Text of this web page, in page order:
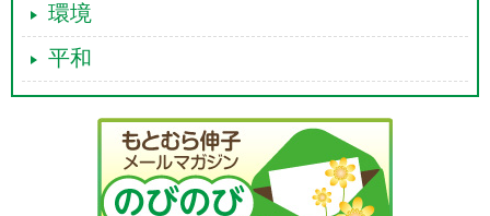
環境
平和